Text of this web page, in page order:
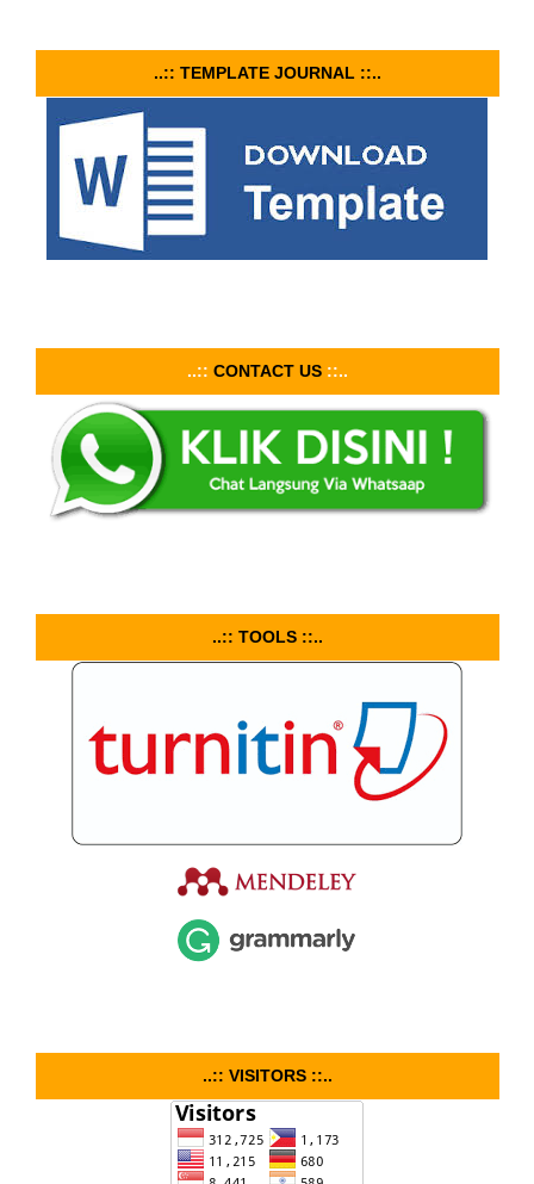
..:: TEMPLATE JOURNAL ::..
..:: CONTACT US ::..
..:: TOOLS ::..
..:: VISITORS ::..